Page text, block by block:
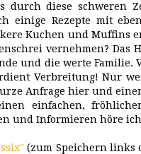
durch diese schweren
einige Rezepte mit
Kuchen und Muffins
vernehmen? Das
und die werte Familie.
Verbreitung! Nur
Anfrage hier und
einfachen,
und Informieren höre
(zum Speichern links